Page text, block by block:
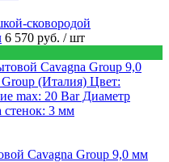
сковородой
6 570 руб. / шт
Cavagna Group 9,0 мм